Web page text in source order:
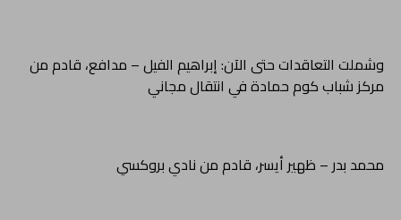
وشملت التعاقدات حتى الآن: إبراهيم الفيل – مدافع، قادم من
مركز شباب كوم حمادة في انتقال مجاني
محمد بدر – ظهير أيسر، قادم من نادي بروكسي